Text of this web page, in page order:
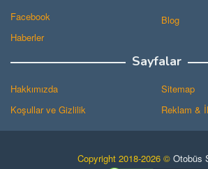
Facebook
Haberler
Blog
Sayfalar
Hakkımızda
Koşullar ve Gizlilik
Sitemap
Reklam &
Copyright 2018-2026 © Otobüs